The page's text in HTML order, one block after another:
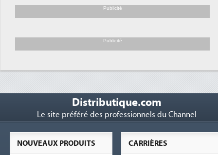
Publicité
Publicité
Distributique.com
Le site préféré des professionnels du Channel
CARRIÈRES
NOUVEAUX PRODUITS